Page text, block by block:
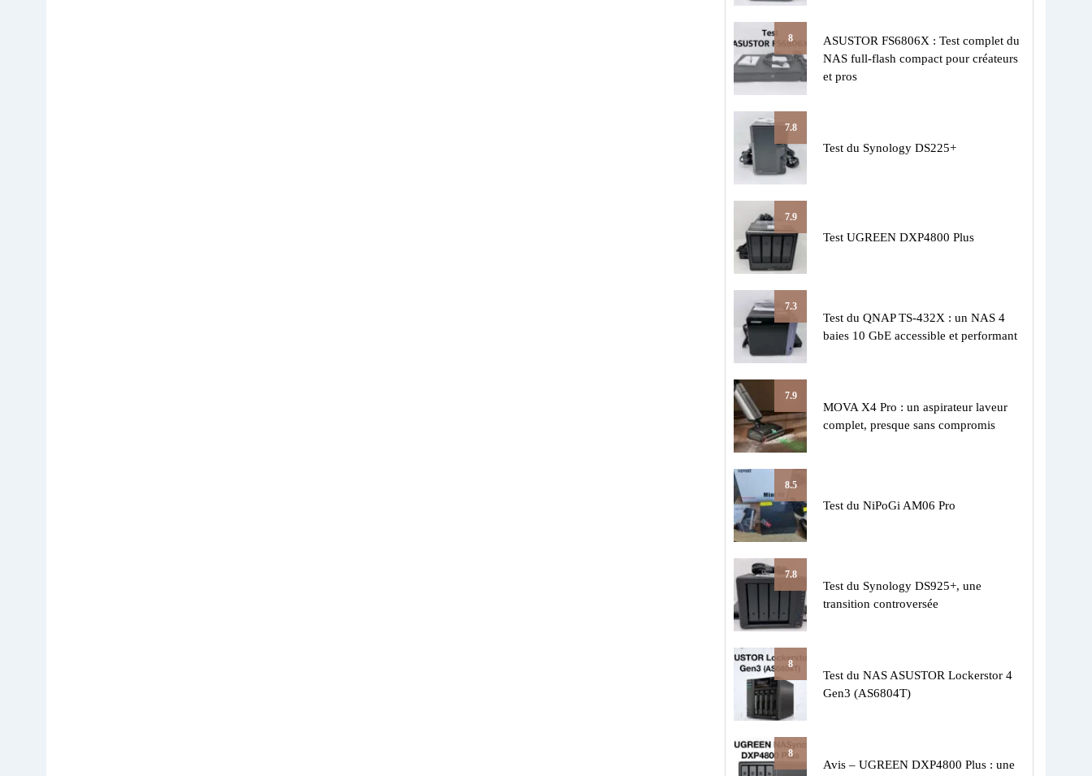
8
ASUSTOR FS6806X : Test complet du
NAS full-flash compact pour créateurs
et pros
7.8
Test du Synology DS225+
7.9
Test UGREEN DXP4800 Plus
7.3
Test du QNAP TS-432X : un NAS 4
baies 10 GbE accessible et performant
7.9
MOVA X4 Pro : un aspirateur laveur
complet, presque sans compromis
8.5
Test du NiPoGi AM06 Pro
7.8
Test du Synology DS925+, une
transition controversée
8
Test du NAS ASUSTOR Lockerstor 4
Gen3 (AS6804T)
8
Avis – UGREEN DXP4800 Plus : une